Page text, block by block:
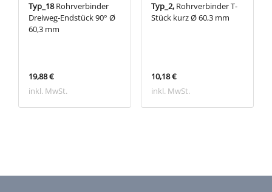
Typ_18Rohrverbinder
Dreiweg-Endstück 90° Ø
60,3 mm
19,88 €
inkl. MwSt.
Typ_2, Rohrverbinder T-
Stück kurz Ø 60,3 mm
10,18 €
inkl. MwSt.